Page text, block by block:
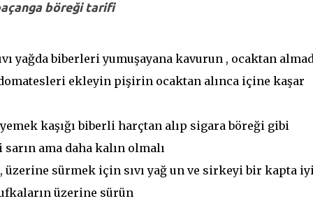
böreği tarifi
yağda biberleri yumuşayana kavurun , ocaktan
ekleyin pişirin ocaktan alınca içine kaşar
kaşığı biberli harçtan alıp sigara böreği gibi
ama daha kalın olmalı
üzerine sürmek için sıvı yağ un ve sirkeyi bir kapta
üzerine sürün